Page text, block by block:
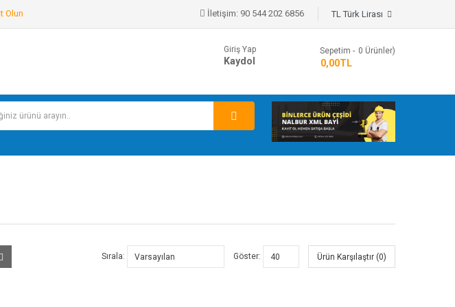
Olun İletişim: 90 544 202 6856
Sepetim 0 Ürünler)
- 0,00TL
Giriş Yap
Kaydol
Sırala: Göster: Ürün Karşılaştır (0)